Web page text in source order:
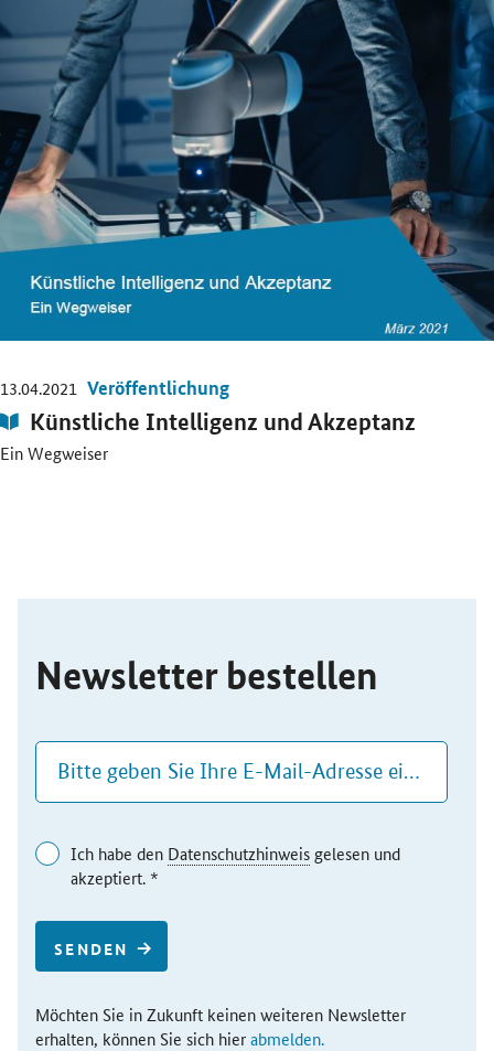
13.04.2021 Veröffentlichung
Publikation:
Künstliche Intelligenz und Akzeptanz
Ein Wegweiser
Newsletter bestellen
Ich habe den Datenschutzhinweis gelesen und
akzeptiert. *
SENDEN
Möchten Sie in Zukunft keinen weiteren Newsletter
erhalten, können Sie sich hierabmelden.